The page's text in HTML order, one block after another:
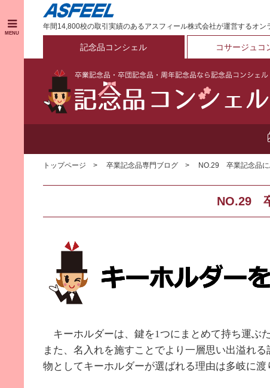
年間14,800校の取引実績のあるアスフィール株式会社が運営するオン
記念品コンシェル コサージュコ
トップページ 卒業記念品専門ブログ NO.29 卒業記念品に
NO.29
キーホルダーは、鍵を1つにまとめて持ち運ぶ
また、名入れを施すことでより一層思い出溢れ
物としてキーホルダーが選ばれる理由は多岐に渡
MENU